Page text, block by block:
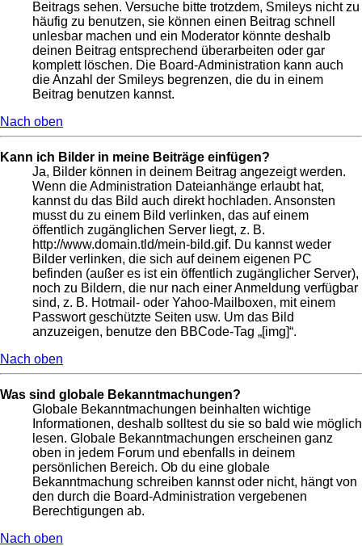
Beitrags sehen. Versuche bitte trotzdem, Smileys nicht zu
häufig zu benutzen, sie können einen Beitrag schnell
unlesbar machen und ein Moderator könnte deshalb
deinen Beitrag entsprechend überarbeiten oder gar
komplett löschen. Die Board-Administration kann auch
die Anzahl der Smileys begrenzen, die du in einem
Beitrag benutzen kannst.
Nach oben
Kann ich Bilder in meine Beiträge einfügen?
Ja, Bilder können in deinem Beitrag angezeigt werden.
Wenn die Administration Dateianhänge erlaubt hat,
kannst du das Bild auch direkt hochladen. Ansonsten
musst du zu einem Bild verlinken, das auf einem
öffentlich zugänglichen Server liegt, z. B.
http://www.domain.tld/mein-bild.gif. Du kannst weder
Bilder verlinken, die sich auf deinem eigenen PC
befinden (außer es ist ein öffentlich zugänglicher Server),
noch zu Bildern, die nur nach einer Anmeldung verfügbar
sind, z. B. Hotmail- oder Yahoo-Mailboxen, mit einem
Passwort geschützte Seiten usw. Um das Bild
anzuzeigen, benutze den BBCode-Tag „[img]“.
Nach oben
Was sind globale Bekanntmachungen?
Globale Bekanntmachungen beinhalten wichtige
Informationen, deshalb solltest du sie so bald wie möglich
lesen. Globale Bekanntmachungen erscheinen ganz
oben in jedem Forum und ebenfalls in deinem
persönlichen Bereich. Ob du eine globale
Bekanntmachung schreiben kannst oder nicht, hängt von
den durch die Board-Administration vergebenen
Berechtigungen ab.
Nach oben